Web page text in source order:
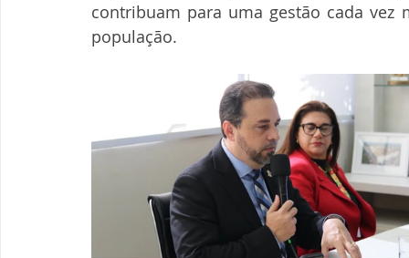
contribuam para uma gestão cada vez
população.